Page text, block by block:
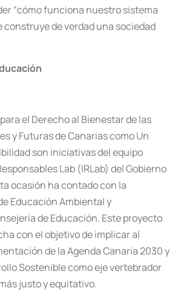
“cómo funciona nuestro sistema
construye de verdad una sociedad
el Derecho al Bienestar de las
y Futuras de Canarias como Un
son iniciativas del equipo
Lab (IRLab) del Gobierno
ocasión ha contado con la
Educación Ambiental y
de Educación. Este proyecto
con el objetivo de implicar al
de la Agenda Canaria 2030 y
Sostenible como eje vertebrador
justo y equitativo.